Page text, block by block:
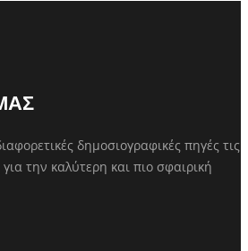
δημοσιογραφικές πηγές τις
την καλύτερη και πιο σφαιρική